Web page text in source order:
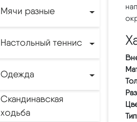
Мячи разные
Настольный теннис
Одежда
Скандинавская
ходьба